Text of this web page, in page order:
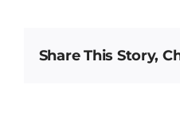
Share This Story,